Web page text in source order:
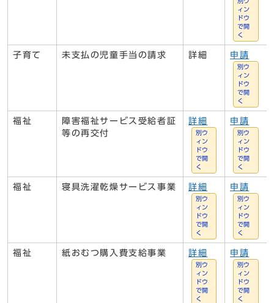
ィン
ドウ
で開
く
子育て 未支払の児童手当の請求 詳細 申請
別ウ
ィン
ドウ
で開
く
福祉
障害福祉サービス受給者証
等の再交付
詳細
別ウ
ィン
ドウ
で開
く
申請
別ウ
ィン
ドウ
で開
く
福祉 寝具洗濯乾燥サービス事業 詳細
別ウ
ィン
ドウ
で開
く
申請
別ウ
ィン
ドウ
で開
く
福祉 紙おむつ購入費支給事業 詳細
別ウ
ィン
ドウ
で開
く
申請
別ウ
ィン
ドウ
で開
く